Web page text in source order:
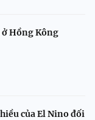
Hồng Kông
của El Nino đối